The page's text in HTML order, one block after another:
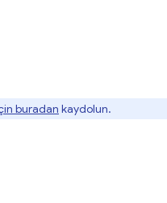
buradan kaydolun.